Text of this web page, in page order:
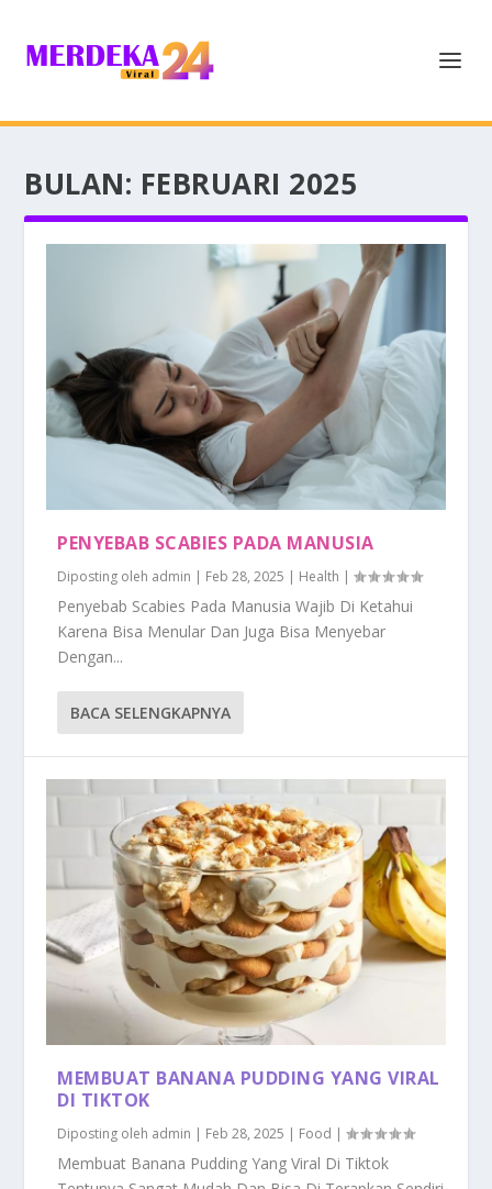
BULAN: FEBRUARI 2025
PENYEBAB SCABIES PADA MANUSIA
Diposting oleh admin | Feb 28, 2025 | Health |
Penyebab Scabies Pada Manusia Wajib Di Ketahui
Karena Bisa Menular Dan Juga Bisa Menyebar
Dengan...
BACA SELENGKAPNYA
MEMBUAT BANANA PUDDING YANG VIRAL
DI TIKTOK
Diposting oleh admin | Feb 28, 2025 | Food |
Membuat Banana Pudding Yang Viral Di Tiktok